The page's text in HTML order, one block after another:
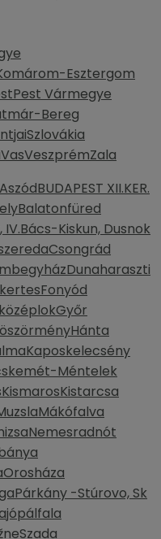
Esztergom
Pest Vármegye
Bereg
Szlovákia
VasVeszprémZala
AszódBUDAPEST XII.KER.
Balatonfüred
Bács-Kiskun, Dusnok
Csongrád
Dunaharaszti
Fonyód
Győr
Hánta
Kaposkelecsény
Méntelek
KismarosKistarcsa
Mákófalva
Nemesradnót
Orosháza
Párkány -Stúrovo, Sk
Szada